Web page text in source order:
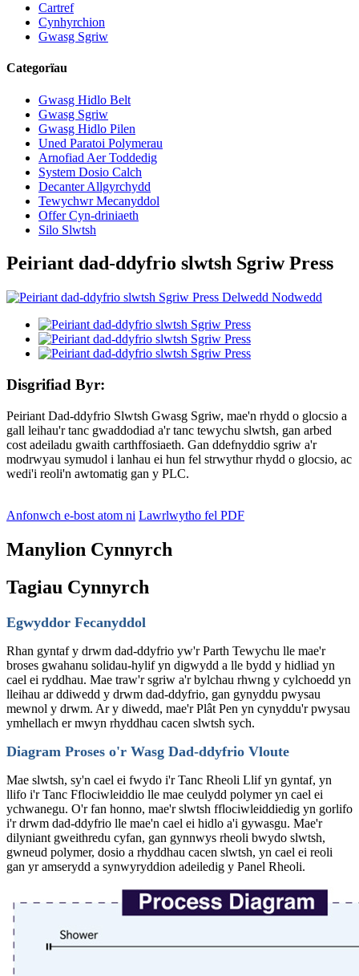
Cartref
Cynhyrchion
Gwasg Sgriw
Categorïau
Gwasg Hidlo Belt
Gwasg Sgriw
Gwasg Hidlo Pilen
Uned Paratoi Polymerau
Arnofiad Aer Toddedig
System Dosio Calch
Decanter Allgyrchydd
Tewychwr Mecanyddol
Offer Cyn-driniaeth
Silo Slwtsh
Peiriant dad-ddyfrio slwtsh Sgriw Press
Disgrifiad Byr:
Peiriant Dad-ddyfrio Slwtsh Gwasg Sgriw, mae'n rhydd o glocsio a
gall leihau'r tanc gwaddodiad a'r tanc tewychu slwtsh, gan arbed
cost adeiladu gwaith carthffosiaeth. Gan ddefnyddio sgriw a'r
modrwyau symudol i lanhau ei hun fel strwythur rhydd o glocsio, ac
wedi'i reoli'n awtomatig gan y PLC.
Anfonwch e-bost atom ni Lawrlwytho fel PDF
Manylion Cynnyrch
Tagiau Cynnyrch
Egwyddor Fecanyddol
Rhan gyntaf y drwm dad-ddyfrio yw'r Parth Tewychu lle mae'r
broses gwahanu solidau-hylif yn digwydd a lle bydd y hidliad yn
cael ei ryddhau. Mae traw'r sgriw a'r bylchau rhwng y cylchoedd yn
lleihau ar ddiwedd y drwm dad-ddyfrio, gan gynyddu pwysau
mewnol y drwm. Ar y diwedd, mae'r Plât Pen yn cynyddu'r pwysau
ymhellach er mwyn rhyddhau cacen slwtsh sych.
Diagram Proses o'r Wasg Dad-ddyfrio Vloute
Mae slwtsh, sy'n cael ei fwydo i'r Tanc Rheoli Llif yn gyntaf, yn
llifo i'r Tanc Fflociwleiddio lle mae ceulydd polymer yn cael ei
ychwanegu. O'r fan honno, mae'r slwtsh fflociwleiddiedig yn gorlifo
i'r drwm dad-ddyfrio lle mae'n cael ei hidlo a'i gywasgu. Mae'r
dilyniant gweithredu cyfan, gan gynnwys rheoli bwydo slwtsh,
gwneud polymer, dosio a rhyddhau cacen slwtsh, yn cael ei reoli
gan yr amserydd a synwyryddion adeiledig y Panel Rheoli.